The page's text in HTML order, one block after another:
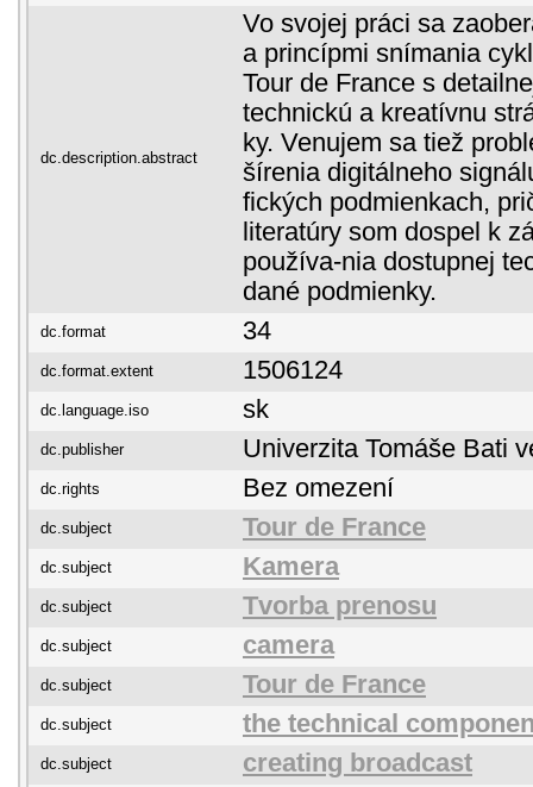
dc.description.abstract
Vo svojej práci sa
a princípmi snímania
Tour de France s
technickú a kreatívnu
ky. Venujem sa tiež
šírenia digitálneho
fických podmienkach,
literatúry som dospel k
používa-nia dostupnej
dané podmienky.
dc.format 34
dc.format.extent 1506124
dc.language.iso sk
dc.publisher Univerzita Tomáše Bati
dc.rights Bez omezení
dc.subject Tour de France
dc.subject Kamera
dc.subject Tvorba prenosu
dc.subject camera
dc.subject Tour de France
dc.subject the technical
dc.subject creating broadcast